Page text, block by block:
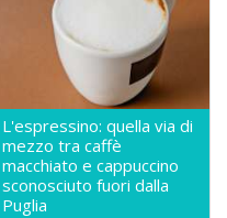
L'espressino: quella via di
mezzo tra caffè
macchiato e cappuccino
sconosciuto fuori dalla
Puglia